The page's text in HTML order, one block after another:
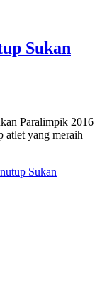
Sukan
Paralimpik 2016
atlet yang meraih
Sukan